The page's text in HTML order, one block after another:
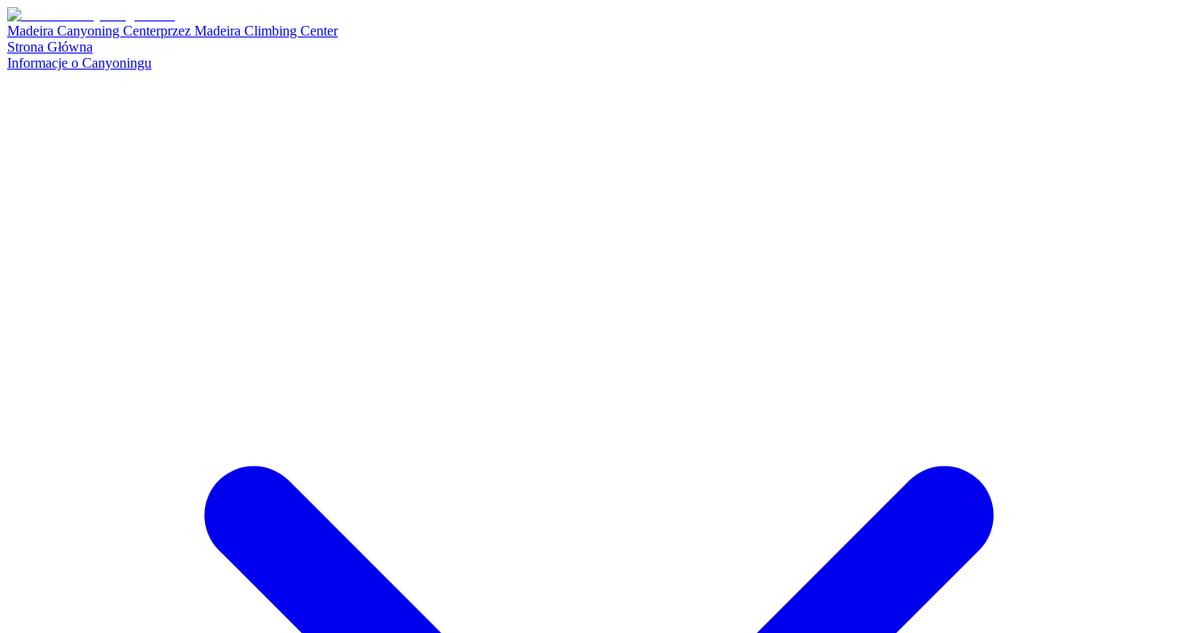
Madeira Canyoning Centerprzez Madeira Climbing Center
Strona Główna
Informacje o Canyoningu